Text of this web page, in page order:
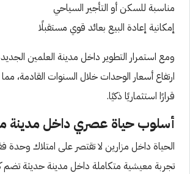
مناسبة للسكن أو التأجير السياحي
إمكانية إعادة البيع بعائد قوي مستقبلًا
ومع استمرار التطوير داخل مدينة العلمين
ارتفاع أسعار الوحدات خلال السنوات القادمة،
قرارًا استثماريًا ذكيًا.
أسلوب حياة عصري داخل مدينة
الحياة داخل مزارين لا تقتصر على امتلاك
تجربة معيشية متكاملة داخل مدينة حديثة تضم